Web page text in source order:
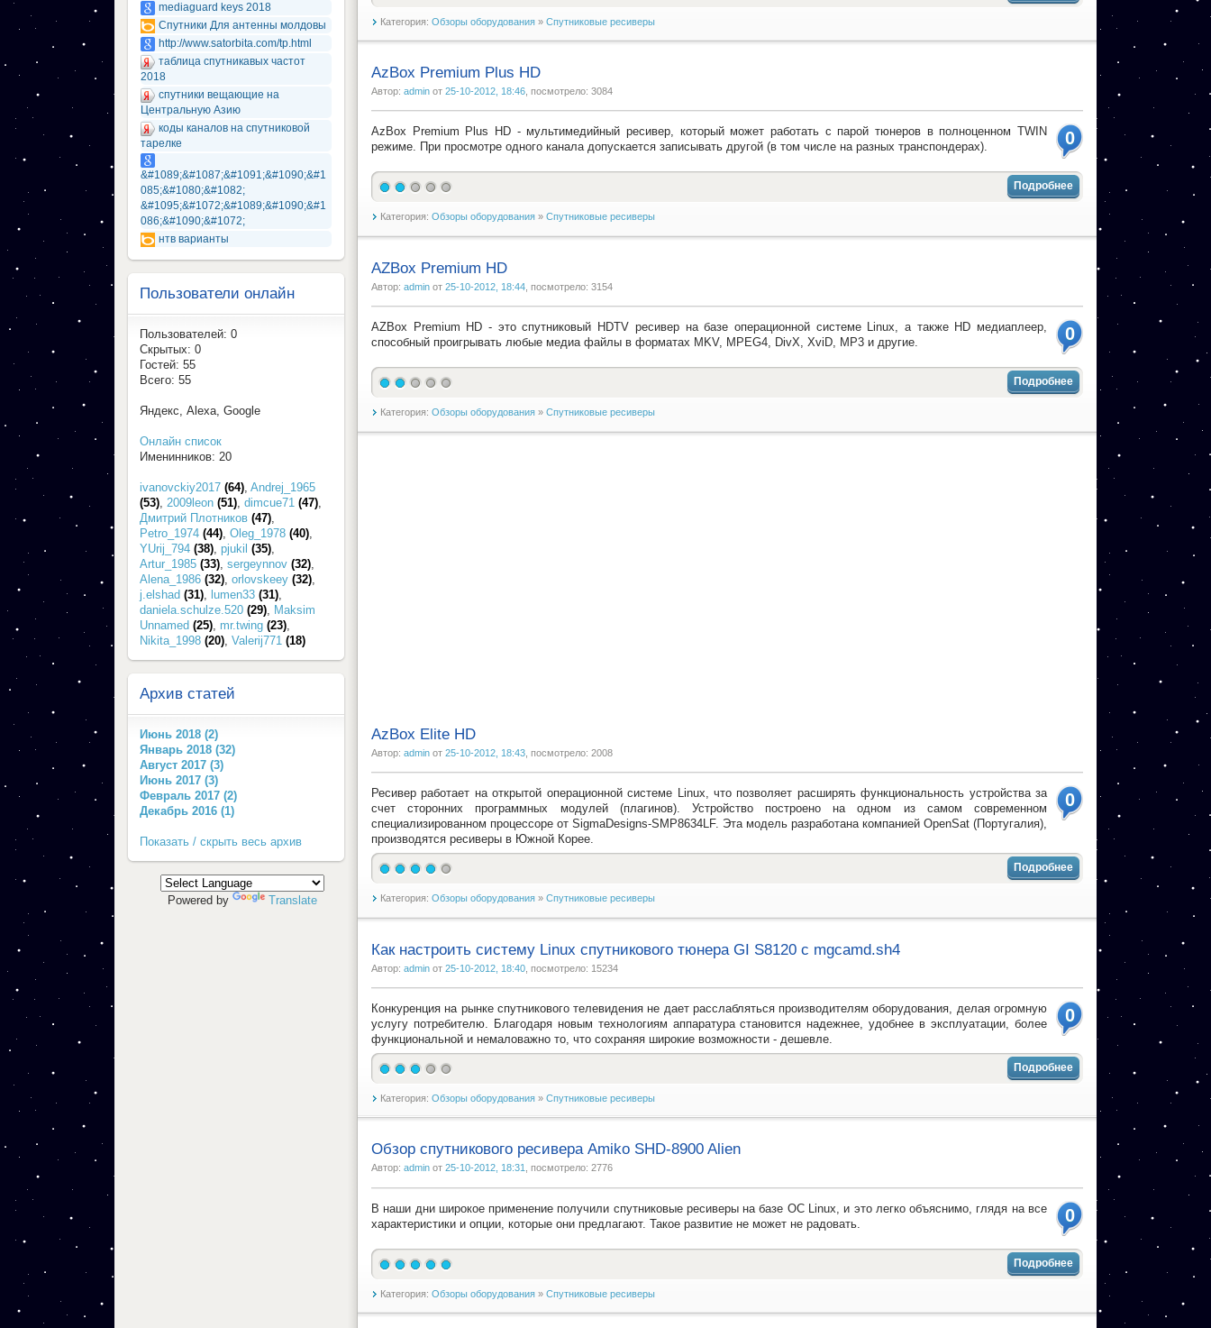
Категория: Обзоры оборудования » Спутниковые ресиверы
AzBox Premium Plus HD
Автор: admin от 25-10-2012, 18:46 , посмотрело: 3084
0
AzBox Premium Plus HD - мультимедийный ресивер, который может работать с парой тюнеров в полноценном TWIN
режиме. При просмотре одного канала допускается записывать другой (в том числе на разных транспондерах).
Подробнее
Категория: Обзоры оборудования » Спутниковые ресиверы
AZBox Premium HD
Автор: admin от 25-10-2012, 18:44 , посмотрело: 3154
0
AZBox Premium HD - это спутниковый HDTV ресивер на базе операционной системе Linux, а также HD медиаплеер,
способный проигрывать любые медиа файлы в форматах MKV, MPEG4, DivX, XviD, MP3 и другие.
Подробнее
Категория: Обзоры оборудования » Спутниковые ресиверы
AzBox Elite HD
Автор: admin от 25-10-2012, 18:43 , посмотрело: 2008
0
Ресивер работает на открытой операционной системе Linux, что позволяет расширять функциональность устройства за
счет сторонних программных модулей (плагинов). Устройство построено на одном из самом современном
специализированном процессоре от SigmaDesigns-SMP8634LF. Эта модель разработана компанией OpenSat (Португалия),
производятся ресиверы в Южной Корее.
Подробнее
Категория: Обзоры оборудования » Спутниковые ресиверы
Как настроить систему Linux спутникового тюнера GI S8120 c mgcamd.sh4
Автор: admin от 25-10-2012, 18:40 , посмотрело: 15234
0
Конкуренция на рынке спутникового телевидения не дает расслабляться производителям оборудования, делая огромную
услугу потребителю. Благодаря новым технологиям аппаратура становится надежнее, удобнее в эксплуатации, более
функциональной и немаловажно то, что сохраняя широкие возможности - дешевле.
Подробнее
Категория: Обзоры оборудования » Спутниковые ресиверы
Обзор спутникового ресивера Amiko SHD-8900 Alien
Автор: admin от 25-10-2012, 18:31 , посмотрело: 2776
0
В наши дни широкое применение получили спутниковые ресиверы на базе ОС Linux, и это легко объяснимо, глядя на все
характеристики и опции, которые они предлагают. Такое развитие не может не радовать.
Подробнее
Категория: Обзоры оборудования » Спутниковые ресиверы
mediaguard keys 2018
Спутники Для антенны молдовы
http://www.satorbita.com/tp.html
таблица спутникавых частот
2018
спутники вещающие на
Центральную Азию
коды каналов на спутниковой
тарелке
&#1089;&#1087;&#1091;&#1090;&#1
085;&#1080;&#1082;
&#1095;&#1072;&#1089;&#1090;&#1
086;&#1090;&#1072;
нтв варианты
Пользователи онлайн
Пользователей: 0
Скрытых: 0
Гостей: 55
Всего: 55
Яндекс, Alexa, Google
Онлайн список
Именинников: 20
ivanovckiy2017 (64), Andrej_1965
(53), 2009leon (51), dimcue71 (47),
Дмитрий Плотников (47),
Petro_1974 (44), Oleg_1978 (40),
YUrij_794 (38), pjukil (35),
Artur_1985 (33), sergeynnov (32),
Alena_1986 (32), orlovskeey (32),
j.elshad (31), lumen33 (31),
daniela.schulze.520 (29), Maksim
Unnamed (25), mr.twing (23),
Nikita_1998 (20), Valerij771 (18)
Архив статей
Июнь 2018 (2)
Январь 2018 (32)
Август 2017 (3)
Июнь 2017 (3)
Февраль 2017 (2)
Декабрь 2016 (1)
Показать / скрыть весь архив
Powered by Translate